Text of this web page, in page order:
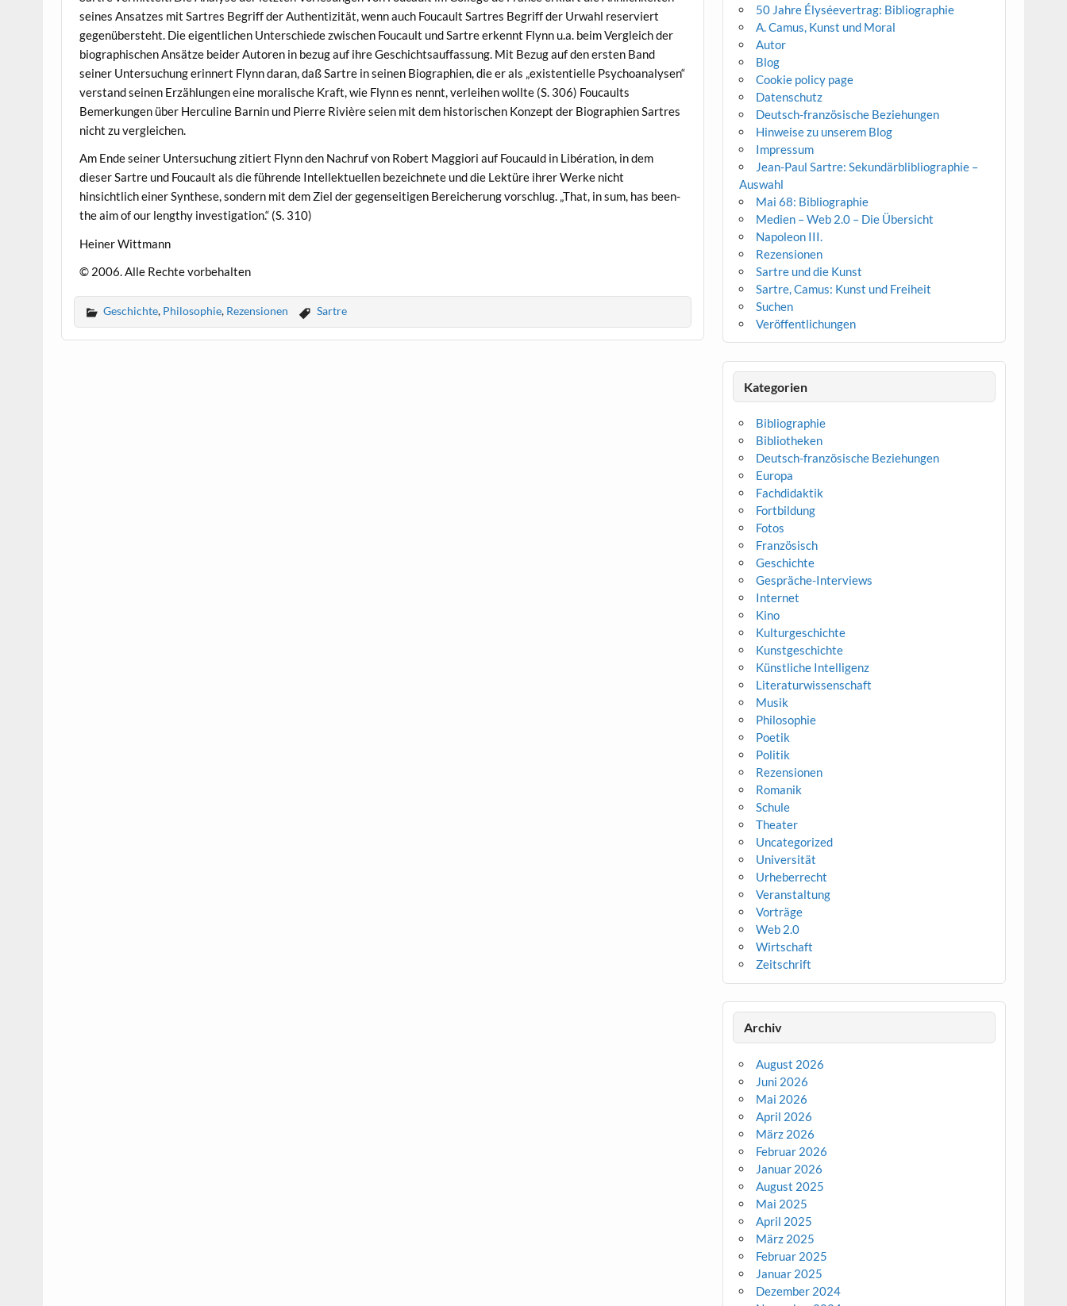
seines Ansatzes mit Sartres Begriff der Authentizität, wenn auch Foucault Sartres Begriff der Urwahl reserviert
gegenübersteht. Die eigentlichen Unterschiede zwischen Foucault und Sartre erkennt Flynn u.a. beim Vergleich der
biographischen Ansätze beider Autoren in bezug auf ihre Geschichtsauffassung. Mit Bezug auf den ersten Band
seiner Untersuchung erinnert Flynn daran, daß Sartre in seinen Biographien, die er als „existentielle Psychoanalysen“
verstand seinen Erzählungen eine moralische Kraft, wie Flynn es nennt, verleihen wollte (S. 306) Foucaults
Bemerkungen über Herculine Barnin und Pierre Rivière seien mit dem historischen Konzept der Biographien Sartres
nicht zu vergleichen.
Am Ende seiner Untersuchung zitiert Flynn den Nachruf von Robert Maggiori auf Foucauld in Libération, in dem
dieser Sartre und Foucault als die führende Intellektuellen bezeichnete und die Lektüre ihrer Werke nicht
hinsichtlich einer Synthese, sondern mit dem Ziel der gegenseitigen Bereicherung vorschlug. „That, in sum, has been-
the aim of our lengthy investigation.“ (S. 310)
Heiner Wittmann
© 2006. Alle Rechte vorbehalten
Geschichte, Philosophie, Rezensionen Sartre
50 Jahre Élyséevertrag: Bibliographie
A. Camus, Kunst und Moral
Autor
Blog
Cookie policy page
Datenschutz
Deutsch-französische Beziehungen
Hinweise zu unserem Blog
Impressum
Jean-Paul Sartre: Sekundärblibliographie –
Auswahl
Mai 68: Bibliographie
Medien – Web 2.0 – Die Übersicht
Napoleon III.
Rezensionen
Sartre und die Kunst
Sartre, Camus: Kunst und Freiheit
Suchen
Veröffentlichungen
Kategorien
Bibliographie
Bibliotheken
Deutsch-französische Beziehungen
Europa
Fachdidaktik
Fortbildung
Fotos
Französisch
Geschichte
Gespräche-Interviews
Internet
Kino
Kulturgeschichte
Kunstgeschichte
Künstliche Intelligenz
Literaturwissenschaft
Musik
Philosophie
Poetik
Politik
Rezensionen
Romanik
Schule
Theater
Uncategorized
Universität
Urheberrecht
Veranstaltung
Vorträge
Web 2.0
Wirtschaft
Zeitschrift
Archiv
August 2026
Juni 2026
Mai 2026
April 2026
März 2026
Februar 2026
Januar 2026
August 2025
Mai 2025
April 2025
März 2025
Februar 2025
Januar 2025
Dezember 2024